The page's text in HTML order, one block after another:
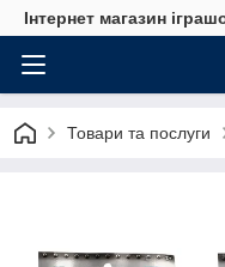
Інтернет магазин
Товари та послуги